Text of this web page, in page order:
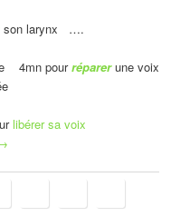
son larynx ….
4mn pourréparerune voix
libérer sa voix